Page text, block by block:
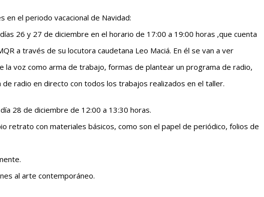
en el periodo vacacional de Navidad:
26 y 27 de diciembre en el horario de 17:00 a 19:00 horas ,que cuenta
a través de su locutora caudetana Leo Maciá. En él se van a ver
la voz como arma de trabajo, formas de plantear un programa de radio,
radio en directo con todos los trabajos realizados en el taller.
28 de diciembre de 12:00 a 13:30 horas.
retrato con materiales básicos, como son el papel de periódico, folios de
al arte contemporáneo.